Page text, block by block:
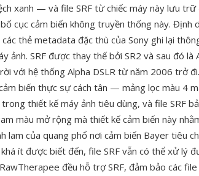
xanh — và file SRF từ chiếc máy này lưu trữ
cục cảm biến không truyền thống này. Định
thẻ metadata đặc thù của Sony ghi lại
ảnh. SRF được thay thế bởi SR2 và sau đó là
với hệ thống Alpha DSLR từ năm 2006 trở
biến thực sự cách tân — mảng lọc màu 4
thiết kế máy ảnh tiêu dùng, và file SRF
màu mở rộng mà thiết kế cảm biến này
lam của quang phổ nơi cảm biến Bayer tiêu
ít được biết đến, file SRF vẫn có thể xử lý
đều hỗ trợ SRF, đảm bảo các file